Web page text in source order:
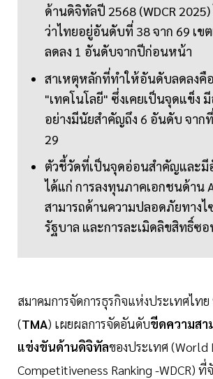
ด้านดิจิทัลปี 2568 (WDCR
ว่าไทยอยู่อันดับที่ 38 จาก 69 เข
ลดลง 1 อันดับจากปีก่อนหน้า
สาเหตุหลักที่ทำให้อันดับลดลงคื
"เทคโนโลยี" ซึ่งเคยเป็นจุดแข็ง
อย่างมีนัยสำคัญถึง 6 อันดับ จาก
29
ตัวชี้วัดที่เป็นจุดอ่อนสำคัญและ
ได้แก่ การลงทุนภาคเอกชนด้าน
สามารถด้านความปลอดภัยทางไ
รัฐบาล และการละเมิดลิขสิทธิ์ซ
สมาคมการจัดการธุรกิจแห่งประเทศไทย
(TMA) เผยผลการจัดอันดับขีดความสา
แข่งขันด้านดิจิทัลของประเทศ (World
Competitiveness Ranking -WDCR)